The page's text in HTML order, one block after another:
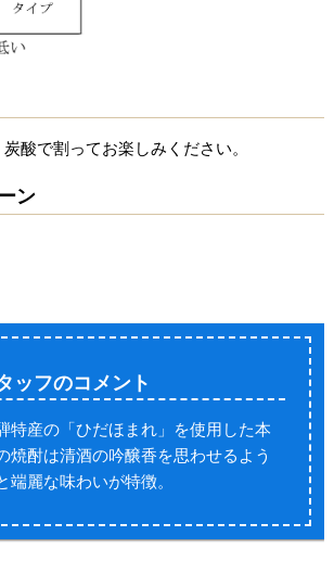
酸で割ってお楽しみください。
ン
ッフのコメント
特産の「ひだほまれ」を使用した本
焼酎は清酒の吟醸香を思わせるよう
端麗な味わいが特徴。